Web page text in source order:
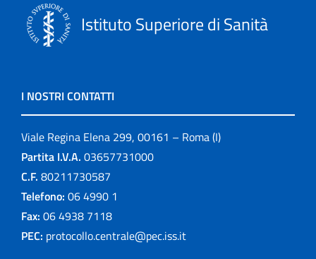
Istituto Superiore di Sanità
I NOSTRI CONTATTI
Viale Regina Elena 299, 00161 – Roma (I)
Partita I.V.A. 03657731000
C.F. 80211730587
Telefono: 06 4990 1
Fax: 06 4938 7118
PEC: protocollo.centrale@pec.iss.it